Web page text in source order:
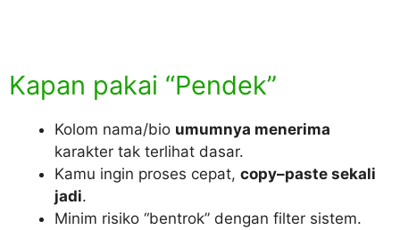
Kapan pakai “Pendek”
Kolom nama/bio umumnya menerima
karakter tak terlihat dasar.
Kamu ingin proses cepat, copy–paste sekali
jadi.
Minim risiko “bentrok” dengan filter sistem.